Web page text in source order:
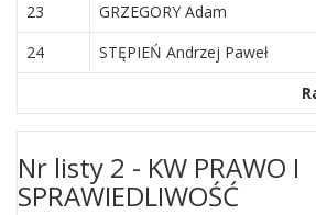
23
GRZEGORY Adam
24
STĘPIEŃ Andrzej Paweł
Nr listy 2 - KW PRAWO I
SPRAWIEDLIWOŚĆ